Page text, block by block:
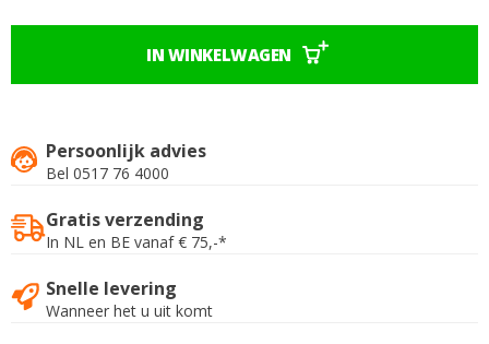
IN WINKELWAGEN
Persoonlijk advies
Bel 0517 76 4000
Gratis verzending
In NL en BE vanaf € 75,-*
Snelle levering
Wanneer het u uit komt